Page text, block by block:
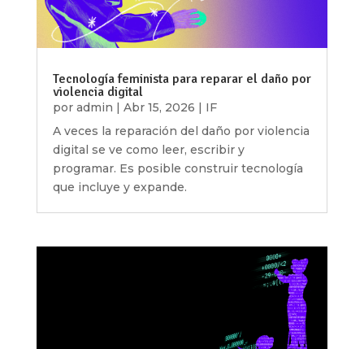
Tecnología feminista para reparar el daño por
violencia digital
por admin | Abr 15, 2026 | IF
A veces la reparación del daño por violencia
digital se ve como leer, escribir y
programar. Es posible construir tecnología
que incluye y expande.